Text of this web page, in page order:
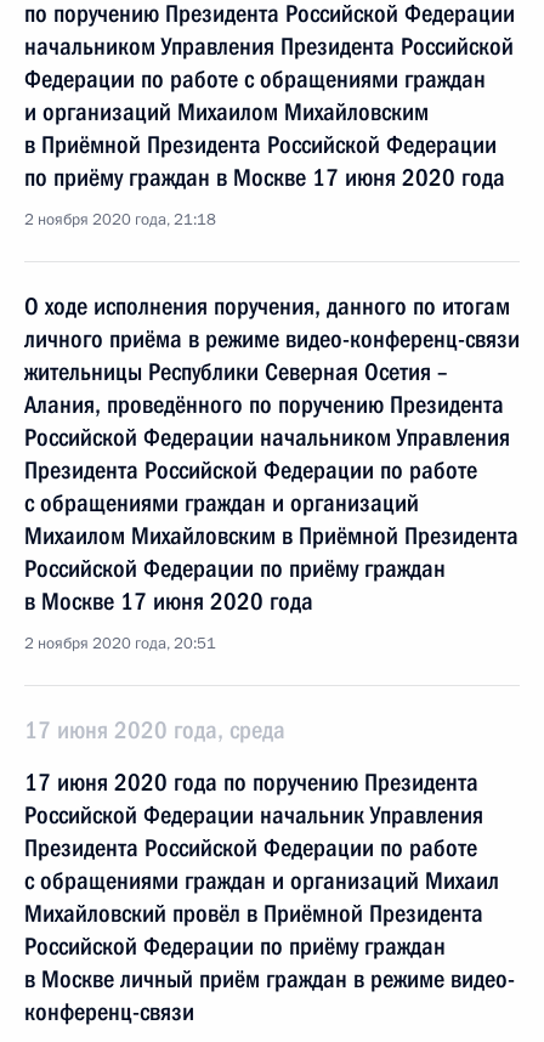
по поручению Президента Российской Федерации
начальником Управления Президента Российской
Федерации по работе с обращениями граждан
и организаций Михаилом Михайловским
в Приёмной Президента Российской Федерации
по приёму граждан в Москве 17 июня 2020 года
2 ноября 2020 года, 21:18
О ходе исполнения поручения, данного по итогам
личного приёма в режиме видео-конференц-связи
жительницы Республики Северная Осетия –
Алания, проведённого по поручению Президента
Российской Федерации начальником Управления
Президента Российской Федерации по работе
с обращениями граждан и организаций
Михаилом Михайловским в Приёмной Президента
Российской Федерации по приёму граждан
в Москве 17 июня 2020 года
2 ноября 2020 года, 20:51
17 июня 2020 года, среда
17 июня 2020 года по поручению Президента
Российской Федерации начальник Управления
Президента Российской Федерации по работе
с обращениями граждан и организаций Михаил
Михайловский провёл в Приёмной Президента
Российской Федерации по приёму граждан
в Москве личный приём граждан в режиме видео-
конференц-связи